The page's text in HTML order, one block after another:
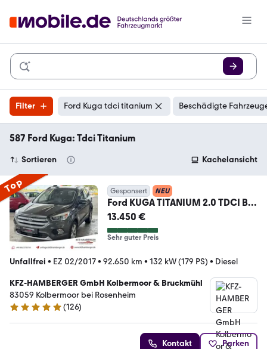
Filter Ford Kuga tdci titanium Beschädigte
587 Ford Kuga: Tdci Titanium
Sortieren Kachelansicht
Top Gesponsert NEU
Ford KUGA TITANIUM 2.0 TDCI BI-
XENON NAVI ACC SHZ PDC
13.450 €
Sehr guter Preis
Unfallfrei • EZ 02/2017• 92.650 km • 132 kW (179 PS) • Diesel
KFZ-HAMBERGER GmbH Kolbermoor & Bruckmühl
83059 Kolbermoor bei Rosenheim
4.9 Sterne
(126)
Kontakt Parken